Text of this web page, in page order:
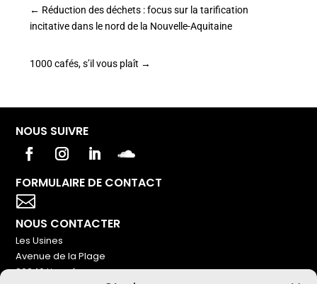
← Réduction des déchets : focus sur la tarification
incitative dans le nord de la Nouvelle-Aquitaine
1000 cafés, s’il vous plaît →
NOUS SUIVRE
FORMULAIRE DE CONTACT

NOUS CONTACTER
Les Usines
Avenue de la Plage
86240 Ligugé